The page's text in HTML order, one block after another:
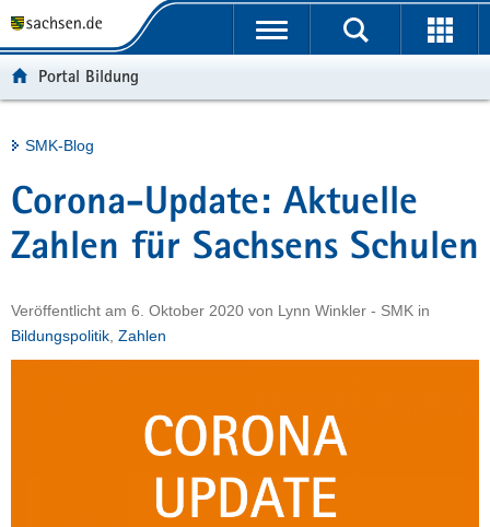
t
b
e
r
g
e
i
f
u
n
h
a
l
e
v
c
e
Portalübergreifende
Portal Bildung
Hauptinhalt
SMK-Blog
Corona-Update: Aktuelle
Zahlen für Sachsens Schulen
Veröffentlicht am 6. Oktober 2020 von Lynn Winkler - SMK in
Bildungspolitik Zahlen